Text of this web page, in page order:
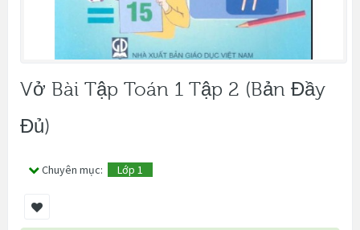
Vở Bài Tập Toán 1 Tập 2 (bản Đầy
Đủ)
Chuyên mục: Lớp 1